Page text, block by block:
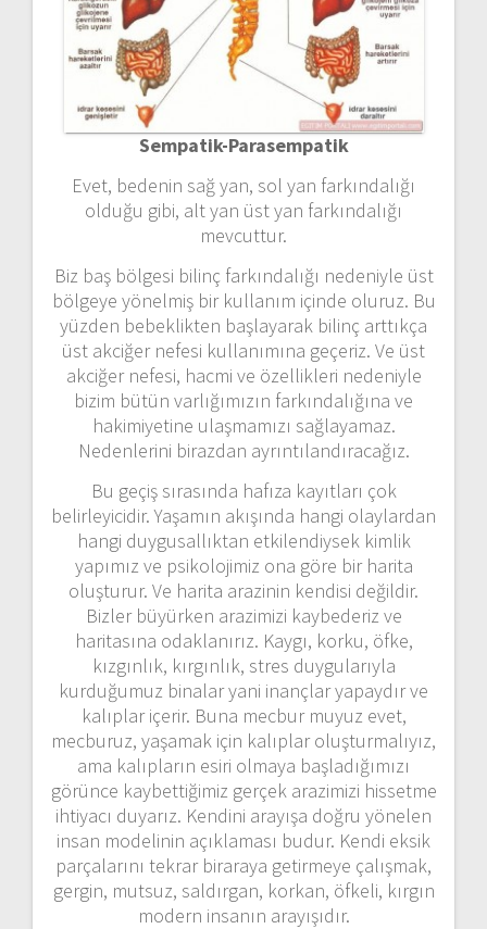
Sempatik-Parasempatik
Evet, bedenin sağ yan, sol yan farkındalığı
olduğu gibi, alt yan üst yan farkındalığı
mevcuttur.
Biz baş bölgesi bilinç farkındalığı nedeniyle üst
bölgeye yönelmiş bir kullanım içinde oluruz. Bu
yüzden bebeklikten başlayarak bilinç arttıkça
üst akciğer nefesi kullanımına geçeriz. Ve üst
akciğer nefesi, hacmi ve özellikleri nedeniyle
bizim bütün varlığımızın farkındalığına ve
hakimiyetine ulaşmamızı sağlayamaz.
Nedenlerini birazdan ayrıntılandıracağız.
Bu geçiş sırasında hafıza kayıtları çok
belirleyicidir. Yaşamın akışında hangi olaylardan
hangi duygusallıktan etkilendiysek kimlik
yapımız ve psikolojimiz ona göre bir harita
oluşturur. Ve harita arazinin kendisi değildir.
Bizler büyürken arazimizi kaybederiz ve
haritasına odaklanırız. Kaygı, korku, öfke,
kızgınlık, kırgınlık, stres duygularıyla
kurduğumuz binalar yani inançlar yapaydır ve
kalıplar içerir. Buna mecbur muyuz evet,
mecburuz, yaşamak için kalıplar oluşturmalıyız,
ama kalıpların esiri olmaya başladığımızı
görünce kaybettiğimiz gerçek arazimizi hissetme
ihtiyacı duyarız. Kendini arayışa doğru yönelen
insan modelinin açıklaması budur. Kendi eksik
parçalarını tekrar biraraya getirmeye çalışmak,
gergin, mutsuz, saldırgan, korkan, öfkeli, kırgın
modern insanın arayışıdır.